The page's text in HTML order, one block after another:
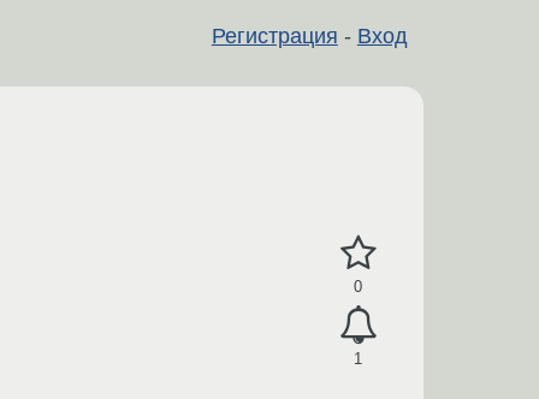
Регистрация - Вход
0
1